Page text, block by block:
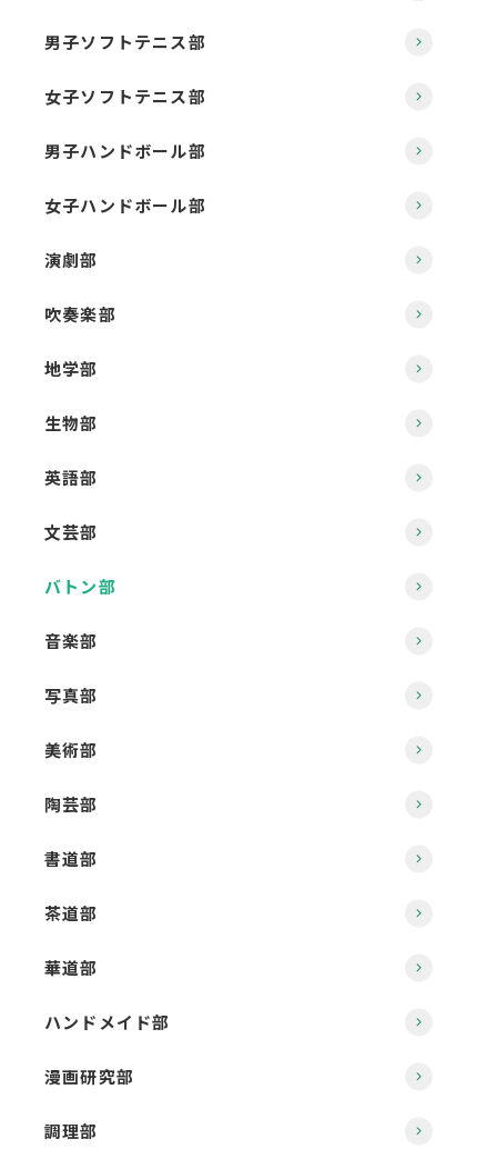
男子ソフトテニス部
女子ソフトテニス部
男子ハンドボール部
女子ハンドボール部
演劇部
吹奏楽部
地学部
生物部
英語部
文芸部
バトン部
音楽部
写真部
美術部
陶芸部
書道部
茶道部
華道部
ハンドメイド部
漫画研究部
調理部